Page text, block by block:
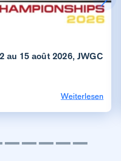
au 15 août 2026, JWGC
Weiterlesen